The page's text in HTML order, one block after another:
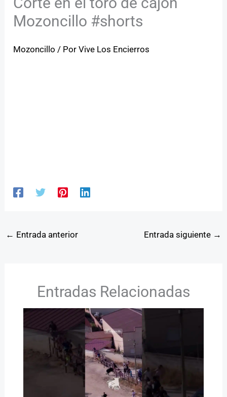
Mozoncillo #shorts
Mozoncillo / PorVive Los Encierros
← Entrada anterior Entrada siguiente →
Entradas Relacionadas